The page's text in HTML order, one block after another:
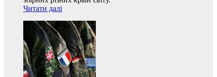
Читати далі